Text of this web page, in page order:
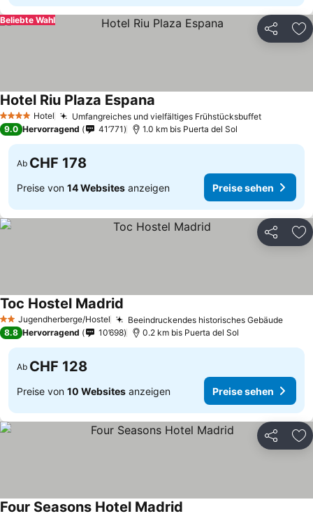
Teilen
Beliebte Wahl
4 Sterne Hotel Umfangreiches und vielfältiges FrühstücksbuffetPreise
Hotel Riu Plaza Espana
9.0 Hervorragend 41’771 1.0 km bis Puerta del Sol
Ab CHF 178
Preise von 14 Websites anzeigen Preise sehen
Teilen
2 SterneJugendherberge/Hostel Beeindruckendes historisches Gebäude
Toc Hostel Madrid
8.8 Hervorragend 10’698 0.2 km bis Puerta del Sol
Ab CHF 128
Preise von 10 Websites anzeigen Preise sehen
Teilen
Four Seasons Hotel Madrid